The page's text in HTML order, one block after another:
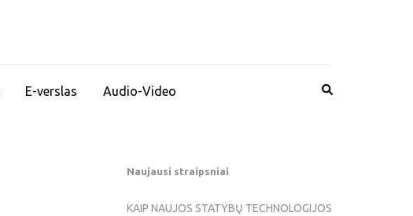
E-verslas Audio-Video
Naujausi straipsniai
KAIP NAUJOS STATYBŲ TECHNOLOGIJOS